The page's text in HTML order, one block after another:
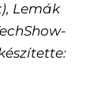
Lemák